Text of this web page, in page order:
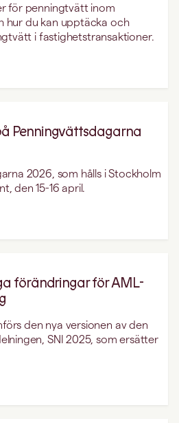
för penningtvätt inom
hur du kan upptäcka och
i fastighetstransaktioner.
Penningvättsdagarna
2026, som hålls i Stockholm
den 15-16 april.
förändringar för AML-
den nya versionen av den
SNI 2025, som ersätter